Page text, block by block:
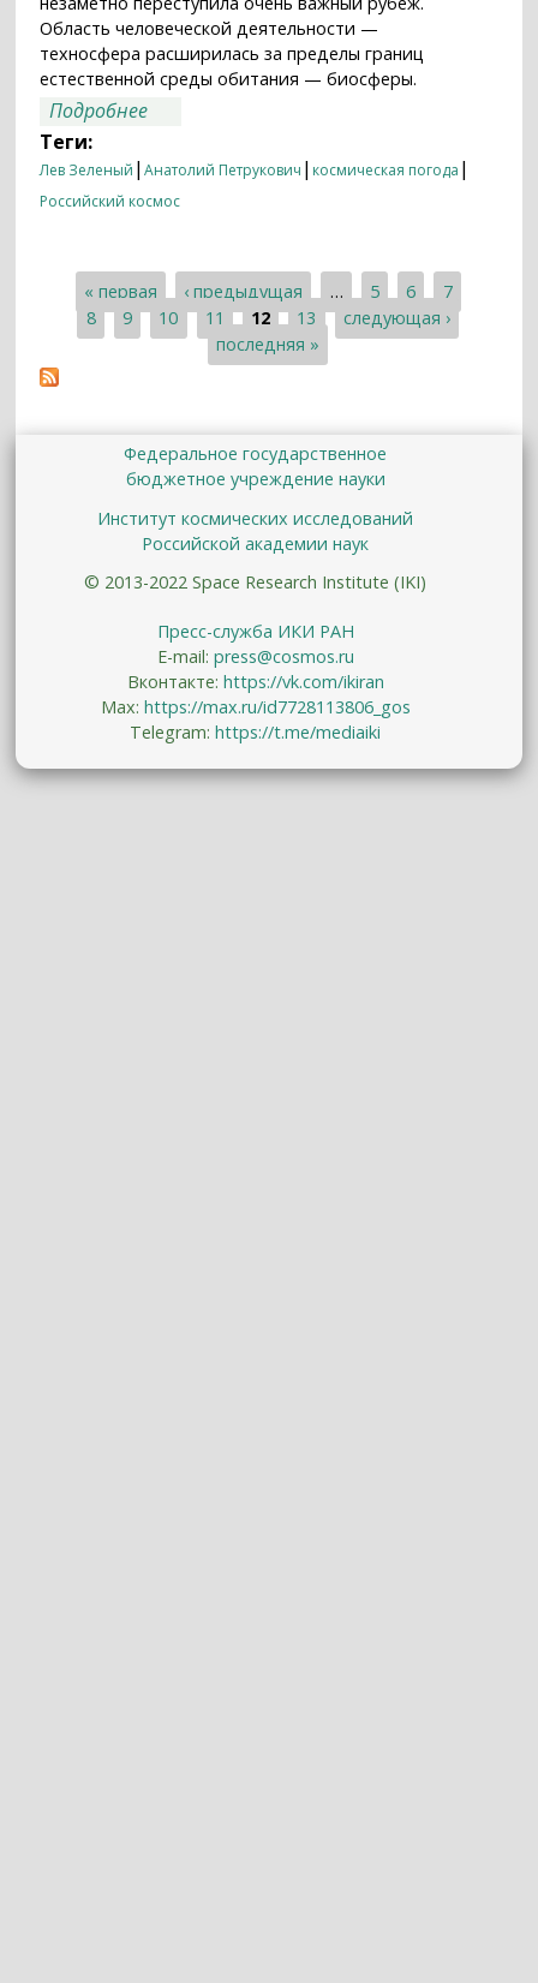
Область человеческой деятельности —
техносфера расширилась за пределы границ
естественной среды обитания — биосферы.
Подробнее
Теги:
Лев Зеленый |Анатолий Петрукович | космическая погода |
Российский космос
Страницы
« первая ‹ предыдущая … 5 6
7
8
9 10 11 12 13
следующая ›
последняя »
Федеральное государственное
бюджетное учреждение науки
Институт космических исследований
Российской академии наук
© 2013-2022 Space Research Institute (IKI)
Пресс-служба ИКИ РАН
E-mail: press@cosmos.ru
Вконтакте: https://vk.com/ikiran
Max: https://max.ru/id7728113806_gos
Telegram:https://t.me/mediaiki